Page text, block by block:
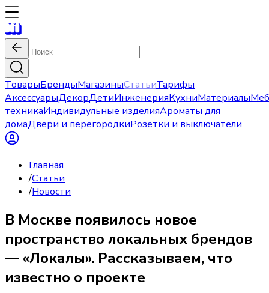
ТоварыБрендыМагазиныСтатьиТарифы
АксессуарыДекорДетиИнженерияКухниМатериалы
техникаИндивидульные изделияАроматы для
домаДвери и перегородкиРозетки и выключатели
Главная
/Статьи
/Новости
В Москве появилось новое
пространство локальных брендов
— «Локалы». Рассказываем, что
известно о проекте